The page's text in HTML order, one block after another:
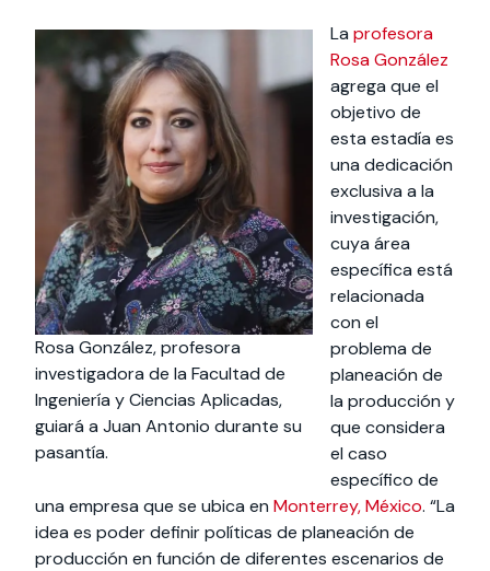
Rosa González, profesora
investigadora de la Facultad de
Ingeniería y Ciencias Aplicadas,
guiará a Juan Antonio durante su
pasantía.
La profesora
Rosa González
agrega que el
objetivo de
esta estadía es
una dedicación
exclusiva a la
investigación,
cuya área
específica está
relacionada
con el
problema de
planeación de
la producción y
que considera
el caso
específico de
una empresa que se ubica en Monterrey, México. “La
idea es poder definir políticas de planeación de
producción en función de diferentes escenarios de